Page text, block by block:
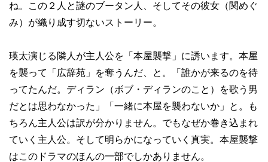
ね。この２人と謎のブータン人、そしてその彼女（関めぐ
み）が織り成す切ないストーリー。
瑛太演じる隣人が主人公を「本屋襲撃」に誘います。本屋
を襲って「広辞苑」を奪うんだ、と。「誰かが来るのを待
ってたんだ。ディラン（ボブ・ディランのこと）を歌う男
だとは思わなかった」「一緒に本屋を襲わないか」と。も
ちろん主人公は訳が分かりません。でもなぜか巻き込まれ
ていく主人公。そして明らかになっていく真実。本屋襲撃
はこのドラマのほんの一部でしかありません。